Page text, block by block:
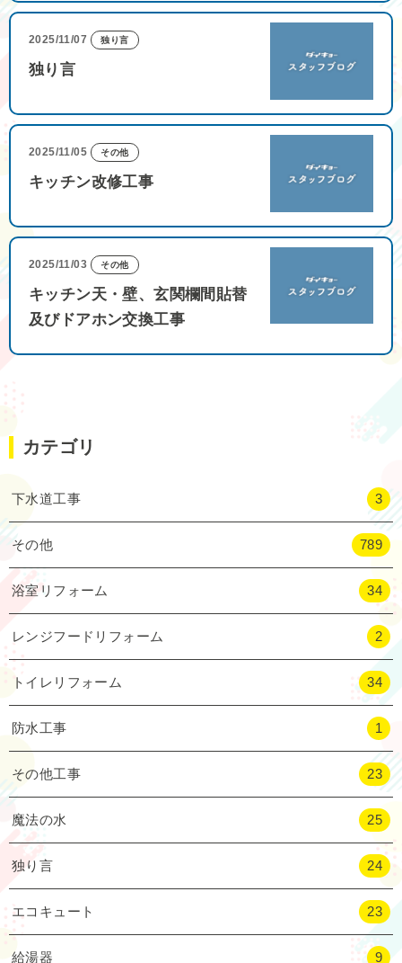
2025/11/07 独り言
独り言
2025/11/05 その他
キッチン改修工事
2025/11/03 その他
キッチン天・壁、玄関欄間貼替
及びドアホン交換工事
カテゴリ
下水道工事 3
その他 789
浴室リフォーム 34
レンジフードリフォーム 2
トイレリフォーム 34
防水工事 1
その他工事 23
魔法の水 25
独り言 24
エコキュート 23
給湯器 9